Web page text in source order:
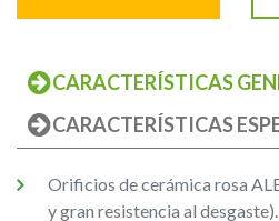
CARACTERÍSTICAS
CARACTERÍSTICAS
Orificios de cerámica rosa
y gran resistencia al desgaste).